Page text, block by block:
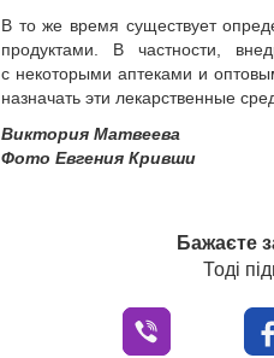
В то же время существует
продуктами. В частности,
с некоторыми аптеками и
назначать эти лекарственные
Виктория Матвеева
Фото Евгения Кривши
Бажаєте
Тоді